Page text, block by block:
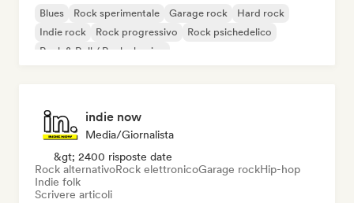
Blues Rock sperimentale Garage rock
Hard rock
Indie rock
Rock progressivo
Rock psichedelico
Rock & Roll / Rock classico
indie now
Media/Giornalista
&gt; 2400 risposte date
Rock alternativoRock elettronicoGarage rockHip-hop
Indie folk
Scrivere articoli